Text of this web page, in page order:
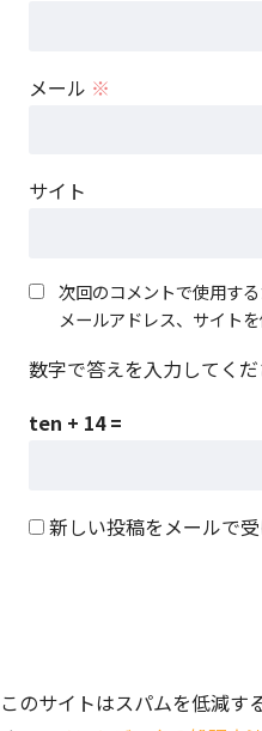
メール ※
サイト
次回のコメントで使用す
メールアドレス、サイトを
数字で答えを入力してく
ten + 14 =
新しい投稿をメールで
このサイトはスパムを低減